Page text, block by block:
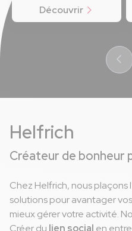
Découvrir
Helfrich
Créateur de bonheur
Chez Helfrich, nous plaçons
solutions pour avantager
mieux gérer votre activité.
Créer du lien social en